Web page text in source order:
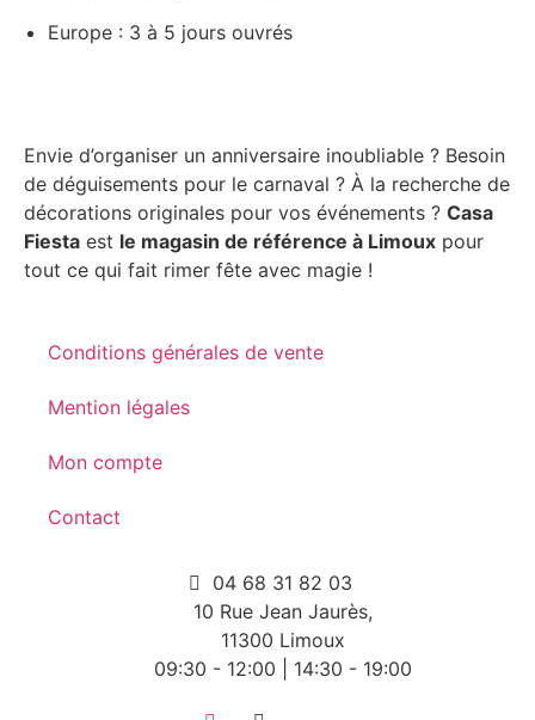
Europe : 3 à 5 jours ouvrés
Envie d’organiser un anniversaire inoubliable ? Besoin
de déguisements pour le carnaval ? À la recherche de
décorations originales pour vos événements ? Casa
Fiesta est le magasin de référence à Limoux pour
tout ce qui fait rimer fête avec magie !
Conditions générales de vente
Mention légales
Mon compte
Contact
04 68 31 82 03
10 Rue Jean Jaurès,
11300 Limoux
09:30 - 12:00 | 14:30 - 19:00